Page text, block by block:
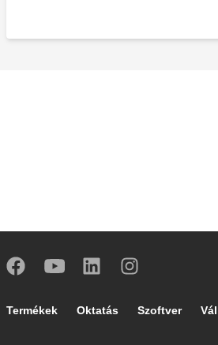
Footer main navigation
Termékek Oktatás Szoftver